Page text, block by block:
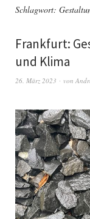
Schlagwort:
Frankfurt:
und Klima
26. März 2023 von